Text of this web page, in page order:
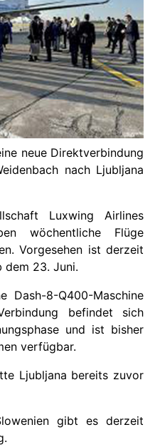
neue Direktverbindung
nach Ljubljana
Luxwing Airlines
wöchentliche Flüge
Vorgesehen ist derzeit
dem 23. Juni.
Dash-8-Q400-Maschine
befindet sich
und ist bisher
verfügbar.
Ljubljana bereits zuvor
gibt es derzeit